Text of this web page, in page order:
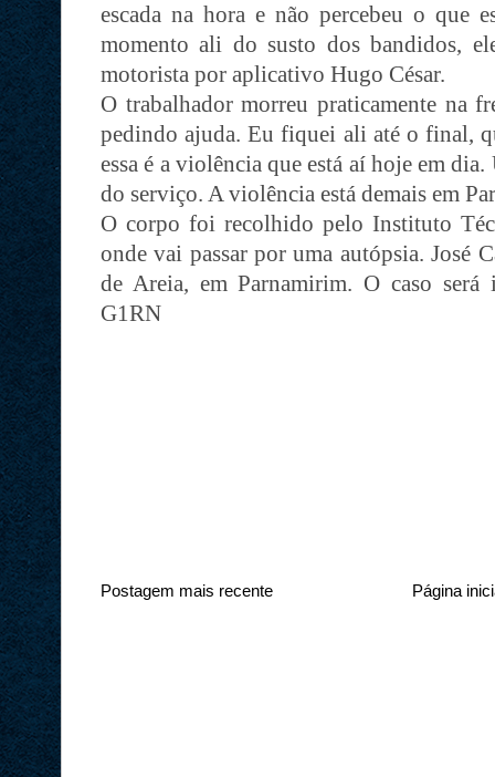
escada na hora e não percebeu o que
momento ali do susto dos bandidos,
motorista por aplicativo Hugo César.
O trabalhador morreu praticamente na
pedindo ajuda. Eu fiquei ali até o final,
essa é a violência que está aí hoje em
do serviço. A violência está demais em
O corpo foi recolhido pelo Instituto
onde vai passar por uma autópsia. José
de Areia, em Parnamirim. O caso
G1RN
Postagem mais recente Página